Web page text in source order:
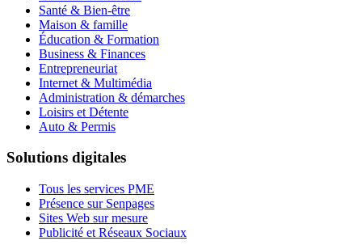
Santé & Bien-être
Maison & famille
Éducation & Formation
Business & Finances
Entrepreneuriat
Internet & Multimédia
Administration & démarches
Loisirs et Détente
Auto & Permis
Solutions digitales
Tous les services PME
Présence sur Senpages
Sites Web sur mesure
Publicité et Réseaux Sociaux